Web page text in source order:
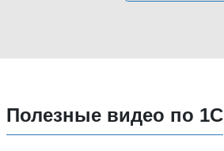
Полезные видео по 1С